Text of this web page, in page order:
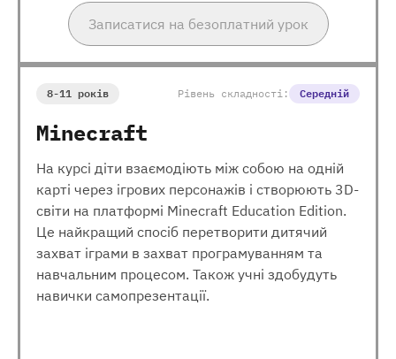
Записатися на безоплатний урок
8-11 років Рівень складності: Середній
Minecraft
На курсі діти взаємодіють між собою на одній
карті через ігрових персонажів і створюють 3D-
світи на платформі Minecraft Education Edition.
Це найкращий спосіб перетворити дитячий
захват іграми в захват програмуванням та
навчальним процесом. Також учні здобудуть
навички самопрезентації.